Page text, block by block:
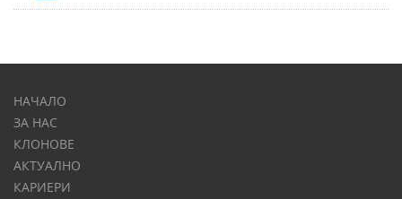
НАЧАЛО
ЗА НАС
КЛОНОВЕ
АКТУАЛНО
КАРИЕРИ